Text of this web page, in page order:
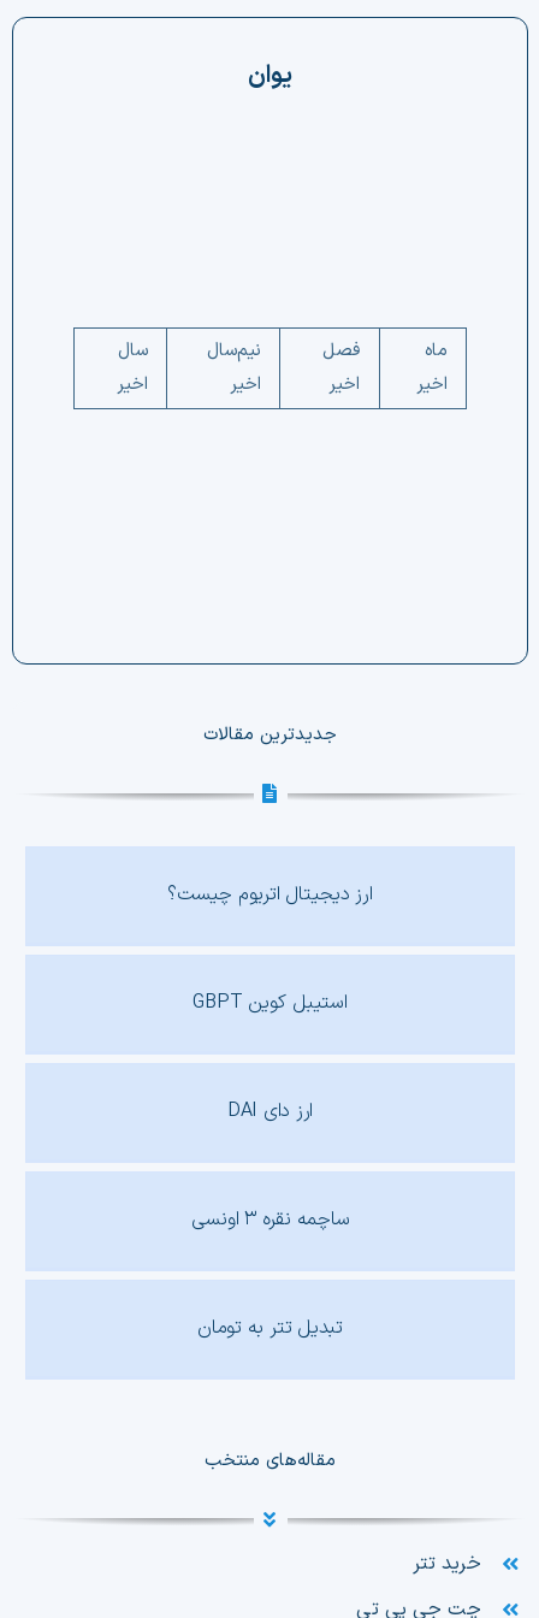
شاخص ترس و طمع
خرید تتر ارزان
یوان
ماه
اخیر
فصل
اخیر
نیم‌سال
اخیر
سال
اخیر
جدیدترین مقالات
ارز دیجیتال اتریوم چیست؟
استیبل کوین GBPT
ارز دای DAI
ساچمه نقره ۳ اونسی
تبدیل تتر به تومان
مقاله‌های منتخب
خرید تتر
چت جی پی تی